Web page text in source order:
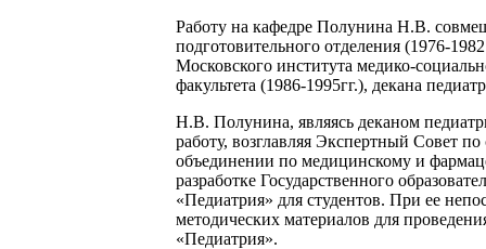
Работу на кафедре Полунина Н.В.
подготовительного отделения (1976-
Московского института медико-
факультета (1986-1995гг.), декана
Н.В. Полунина, являясь деканом
работу, возглавляя Экспертный Совет
объединении по медицинскому и
разработке Государственного
«Педиатрия» для студентов. При ее
методических материалов для
«Педиатрия».